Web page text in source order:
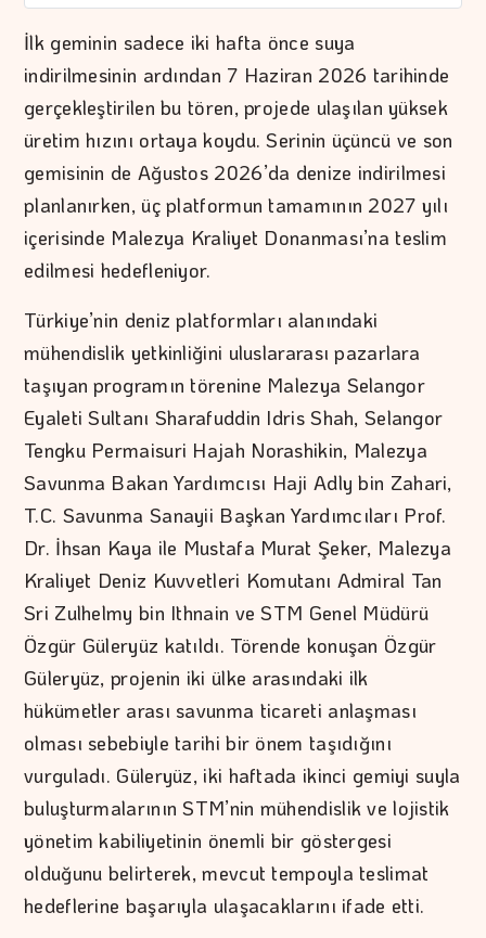
İlk geminin sadece iki hafta önce suya
indirilmesinin ardından 7 Haziran 2026 tarihinde
gerçekleştirilen bu tören, projede ulaşılan yüksek
üretim hızını ortaya koydu. Serinin üçüncü ve son
gemisinin de Ağustos 2026’da denize indirilmesi
planlanırken, üç platformun tamamının 2027 yılı
içerisinde Malezya Kraliyet Donanması’na teslim
edilmesi hedefleniyor.
Türkiye’nin deniz platformları alanındaki
mühendislik yetkinliğini uluslararası pazarlara
taşıyan programın törenine Malezya Selangor
Eyaleti Sultanı Sharafuddin Idris Shah, Selangor
Tengku Permaisuri Hajah Norashikin, Malezya
Savunma Bakan Yardımcısı Haji Adly bin Zahari,
T.C. Savunma Sanayii Başkan Yardımcıları Prof.
Dr. İhsan Kaya ile Mustafa Murat Şeker, Malezya
Kraliyet Deniz Kuvvetleri Komutanı Admiral Tan
Sri Zulhelmy bin Ithnain ve STM Genel Müdürü
Özgür Güleryüz katıldı. Törende konuşan Özgür
Güleryüz, projenin iki ülke arasındaki ilk
hükümetler arası savunma ticareti anlaşması
olması sebebiyle tarihi bir önem taşıdığını
vurguladı. Güleryüz, iki haftada ikinci gemiyi suyla
buluşturmalarının STM’nin mühendislik ve lojistik
yönetim kabiliyetinin önemli bir göstergesi
olduğunu belirterek, mevcut tempoyla teslimat
hedeflerine başarıyla ulaşacaklarını ifade etti.